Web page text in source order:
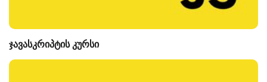
ჯავასკრიპტის კურსი